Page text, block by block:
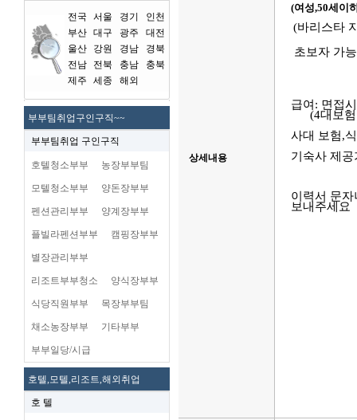
전국 서울 경기
인천
부산 대구 광주
대전
울산
강원 경남
경북
전남
전북 충남
충북
제주
세종 해외
부부팀취업구인구직~~
부부팀취업 구인구직
호텔청소부부 농장부부팀
모텔청소부부 양돈장부부
펜션관리부부 양계장부부
플빌라펜션부부 캠핑장부부
별장관리부부
리조트부부청소 양식장부부
식당직원부부 목장부부팀
채소농장부부 기타부부
부부일당/시급
호텔,모텔,리조트,해외취업
호 텔
상세내용
(여성,50세이
(바리스타
초보자 가
급여: 면접
(4대보험
사대 보험,
기숙사 제공
이력서 문
보내주세요